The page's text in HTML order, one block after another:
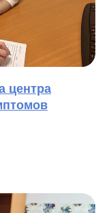
центра